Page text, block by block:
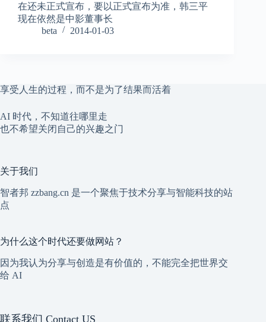
在还未正式宣布，要以正式宣布为准，韩三平
现在依然是中影董事长
beta
2014-01-03
享受人生的过程，而不是为了结果而活着
AI 时代，不知道往哪里走
也不希望关闭自己的兴趣之门
关于我们
智者邦 zzbang.cn 是一个聚焦于技术分享与智能科技的站
点
为什么这个时代还要做网站？
因为我认为分享与创造是有价值的，不能完全把世界交
给 AI
联系我们 Contact US